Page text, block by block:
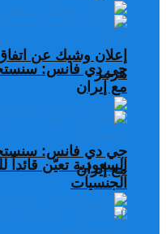
جي دي فانس:
مع إيران
السعودية تعيّن قائداً
الجنسيات
هرمز
جي دي فانس:
مع إيران